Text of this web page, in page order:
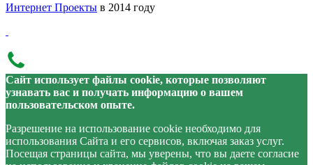
Интернет Проекты в 2014 году
Сайт использует файлы cookie, которые позволяют
узнавать вас и получать информацию о вашем
пользовательском опыте.
Разрешение на использование cookie необходимо для
использования Сайта и его сервисов, включая заказ услуг.
Посещая страницы сайта, мы уверены, что вы даете согласие